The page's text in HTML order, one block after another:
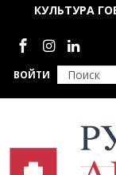
Перейти к
ВОЙТИ
КУЛЬТУРА
Социальные сети